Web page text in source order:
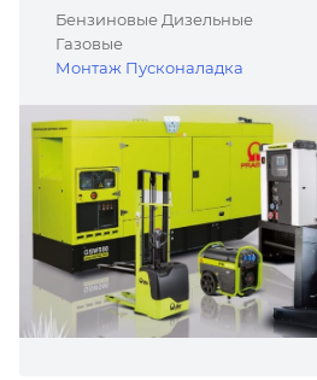
Бензиновые Дизельные
Газовые
Монтаж Пусконаладка